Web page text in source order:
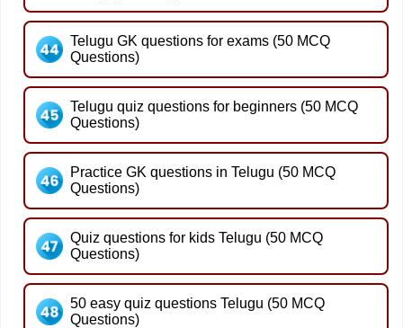
Telugu GK questions for exams (50 MCQ
Questions)
Telugu quiz questions for beginners (50 MCQ
Questions)
Practice GK questions in Telugu (50 MCQ
Questions)
Quiz questions for kids Telugu (50 MCQ
Questions)
50 easy quiz questions Telugu (50 MCQ
Questions)